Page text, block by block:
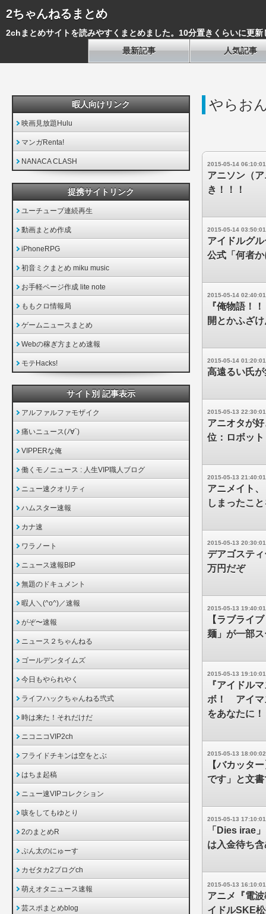
2ちゃんねるまとめ
2chまとめサイトを読みやすくまとめました。10分置きくらいに更新
最新記事
人気記事
やらお
2015-05-14 06:10:01
アニソン（
き！！！
2015-05-14 03:50:01
アイドルグ
公式「何者
2015-05-14 02:40:01
『俺物語！
開とかふざ
2015-05-14 01:20:01
高遠るい氏
2015-05-13 22:30:01
アニオタが
位：ロボッ
2015-05-13 21:40:01
アニメイト
しまったこ
2015-05-13 20:30:01
デアゴステ
万円だぞ
2015-05-13 19:40:01
【ラブライ
麺」が一部
2015-05-13 19:10:01
『アイドル
ボ！ アイマ
をあなたに！
2015-05-13 18:00:02
【バカッタ
です」と文
2015-05-13 17:10:01
「Dies irae
は入金待ち
2015-05-13 16:10:01
アニメ『電
イドルSKE
暇人向けリンク
映画見放題Hulu
マンガRenta!
NANACA CLASH
提携サイトリンク
ユーチューブ連続再生
動画まとめ作成
iPhoneRPG
初音ミクまとめ miku music
お手軽ページ作成 lite note
ももクロ情報局
ゲームニュースまとめ
Webの稼ぎ方まとめ速報
モテHacks!
サイト別 記事表示
アルファルファモザイク
痛いニュース(ﾉ∀`)
VIPPERな俺
働くモノニュース : 人生VIP職人ブログ
ニュー速クオリティ
ハムスター速報
カナ速
ワラノート
ニュース速報BIP
無題のドキュメント
暇人＼(^o^)／速報
がぞ〜速報
ニュース２ちゃんねる
ゴールデンタイムズ
今日もやられやく
ライフハックちゃんねる弐式
時は来た！それだけだ
ニコニコVIP2ch
フライドチキンは空をとぶ
はちま起稿
ニュー速VIPコレクション
咳をしてもゆとり
2のまとめR
ぷん太のにゅーす
カゼタカ2ブログch
萌えオタニュース速報
芸スポまとめblog